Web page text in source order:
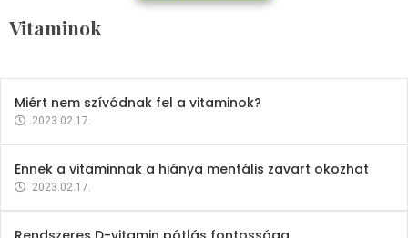
Vitaminok
Mindent a B-12 vitaminról
2023.02.27.
Miért nem szívódnak fel a vitaminok?
2023.02.17.
Ennek a vitaminnak a hiánya mentális zavart okozhat
2023.02.17.